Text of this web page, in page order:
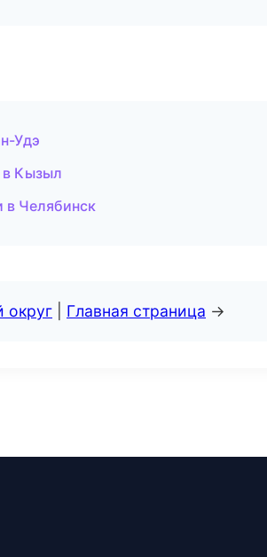
Удэ
в Кызыл
в Челябинск
округ Главная страница →